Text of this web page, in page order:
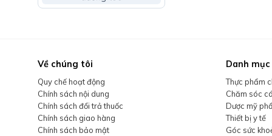
Dimethyl Ether, Polysilicone-15, Diethylamino
Methoxyphenyl Triazine, Dextrin Palmitate,
Trimethylsiloxysilicate, Isostearic Acid, Peg/Ppg-
Fluorphlogopite, Bht, Tocopherol, Fragrance
Isomerate, Triethoxysilylethyl
Về chúng tôi
Quy chế hoạt động
Chính sách nội dung
Chính sách đổi trả thuốc
Chính sách giao hàng
Chính sách bảo mật
Danh mục
Thực phẩm
Chăm sóc
Dược mỹ
Thiết bị y tế
Góc sức